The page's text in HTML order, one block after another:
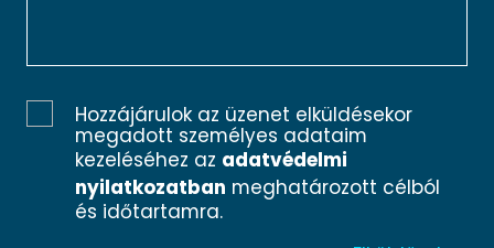
Hozzájárulok az üzenet elküldésekor
megadott személyes adataim
kezeléséhez az adatvédelmi
nyilatkozatban meghatározott célból
és időtartamra.